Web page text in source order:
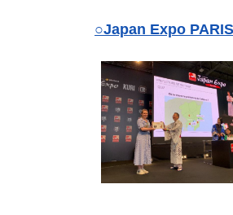
○Japan Expo